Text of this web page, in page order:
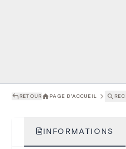
RETOUR PAGE D'ACCUEIL
INFORMATIONS